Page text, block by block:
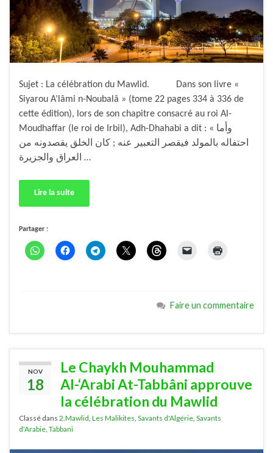
Sujet : La célébration du Mawlid. Dans son livre «
Siyarou A’lâmi n-Noubalâ » (tome 22 pages 334 à 336 de
cette édition), lors de son chapitre consacré au roi Al-
Moudhaffar (le roi de Irbil), Adh-Dhahabi a dit : « وأما
احتفاله بالمولد فيقصر التعبير عنه ; كان الخلق يقصدونه من
العراق والجزيرة …
Lire la suite
Partager :
Faire un commentaire
NOV
18
Le Chaykh Mouhammad
Al-‘Arabi At-Tabbâni approuve
la célébration du Mawlid
Classé dans 2.Mawlid Les Malikites Savants d'Algérie Savants
d'Arabie Tabbani